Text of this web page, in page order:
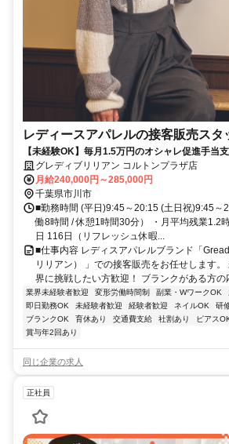
レディースアパレルの接客販売スタ
【未経験OK】毎月1.5万円のオシャレ促進手当
休取得OK！無理なく働けるアパレルのお仕事です
グレディブリリアン コルトンプラザ店
月給240,000円～285,000円
千葉県市川市
■勤務時間 (平日)9:45～20:15 (土日祝)9:45～
働8時間 / 休憩1時間30分） ・月平均残業1.2
日 116日（リフレッシュ休暇...
■仕事内容 レディスアパレルブランド「
リリアン） 」での接客販売をお任せします
界に挑戦したい方歓迎！ ブランクがある方の
業界未経験者歓迎 変形労働時間制 副業・WワークOK
即日勤務OK
未経験者歓迎 経験者歓迎 ネイルOK 研
ブランクOK
育休あり 交通費支給 社割あり ピアス
賞与年2回あり
同じ企業の求人
正社員